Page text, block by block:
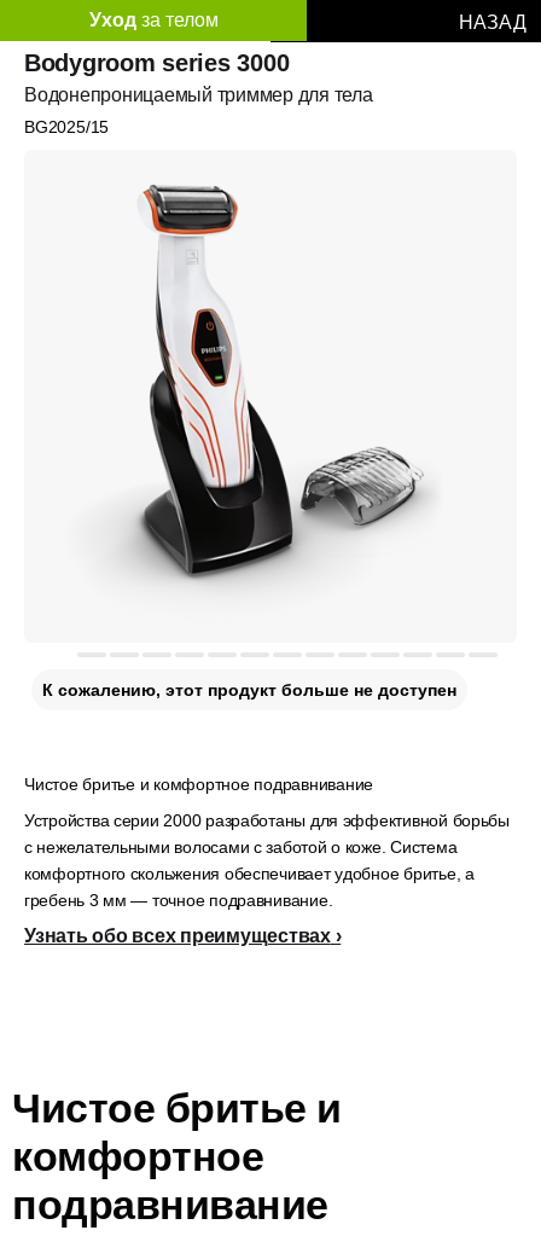
НАЗАД
Уходза телом
Bodygroom series 3000
Водонепроницаемый триммер для тела
BG2025/15
Чистое бритье и комфортное подравнивание
Устройства серии 2000 разработаны для эффективной борьбы
с нежелательными волосами с заботой о коже. Система
комфортного скольжения обеспечивает удобное бритье, а
гребень 3 мм — точное подравнивание.
Узнать обо всех преимуществах
К сожалению, этот продукт больше не доступен
Чистое бритье и
комфортное
подравнивание